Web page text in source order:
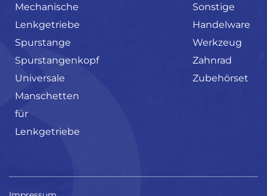
Mechanische
Lenkgetriebe
Spurstange
Spurstangenkopf
Universale
Manschetten
für
Lenkgetriebe
Sonstige
Handelware
Werkzeug
Zahnrad
Zubehörset